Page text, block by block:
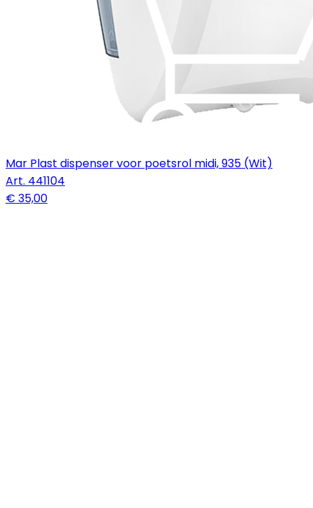
Mar Plast dispenser voor poetsrol midi, 935 (Wit)
Art. 441104
€ 35,00